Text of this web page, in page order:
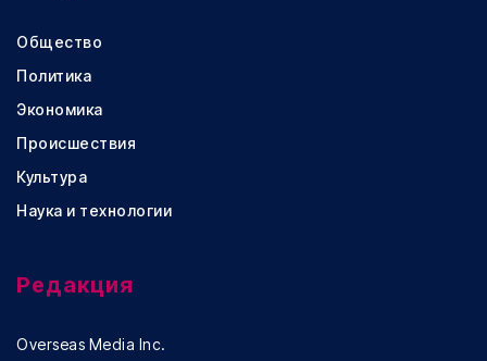
Общество
Политика
Экономика
Происшествия
Культура
Наука и технологии
Редакция
Overseas Media Inc.